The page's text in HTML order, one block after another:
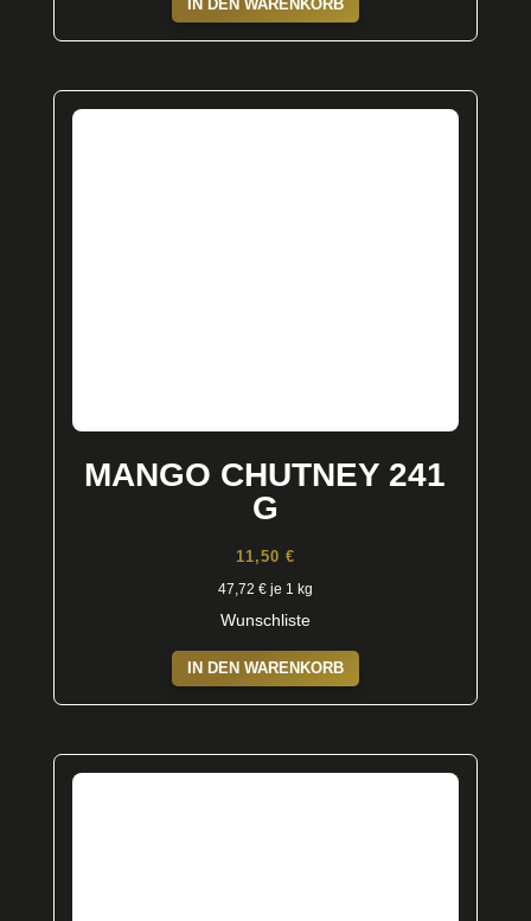
IN DEN WARENKORB
MANGO CHUTNEY 241
G
11,50 €
47,72 €je 1 kg
Wunschliste
IN DEN WARENKORB